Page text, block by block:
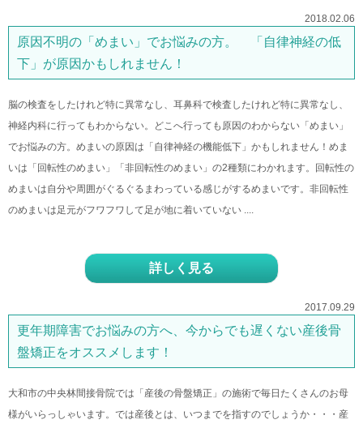
2018.02.06
原因不明の「めまい」でお悩みの方。 「自律神経の低
下」が原因かもしれません！
脳の検査をしたけれど特に異常なし、耳鼻科で検査したけれど特に異常なし、
神経内科に行ってもわからない。どこへ行っても原因のわからない「めまい」
でお悩みの方。めまいの原因は「自律神経の機能低下」かもしれません！めま
いは「回転性のめまい」「非回転性のめまい」の2種類にわかれます。回転性の
めまいは自分や周囲がぐるぐるまわっている感じがするめまいです。非回転性
のめまいは足元がフワフワして足が地に着いていない ....
詳しく見る
2017.09.29
更年期障害でお悩みの方へ、今からでも遅くない産後骨
盤矯正をオススメします！
大和市の中央林間接骨院では「産後の骨盤矯正」の施術で毎日たくさんのお母
様がいらっしゃいます。では産後とは、いつまでを指すのでしょうか・・・産